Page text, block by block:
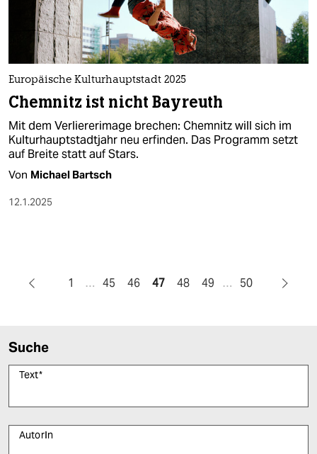
Europäische Kulturhauptstadt 2025
Chemnitz ist nicht Bayreuth
Mit dem Verliererimage brechen: Chemnitz will sich im
Kulturhauptstadtjahr neu erfinden. Das Programm setzt
auf Breite statt auf Stars.
Von Michael Bartsch
12.1.2025
1 … 45 46 47 48 49 … 50
Suche
Text*
AutorIn